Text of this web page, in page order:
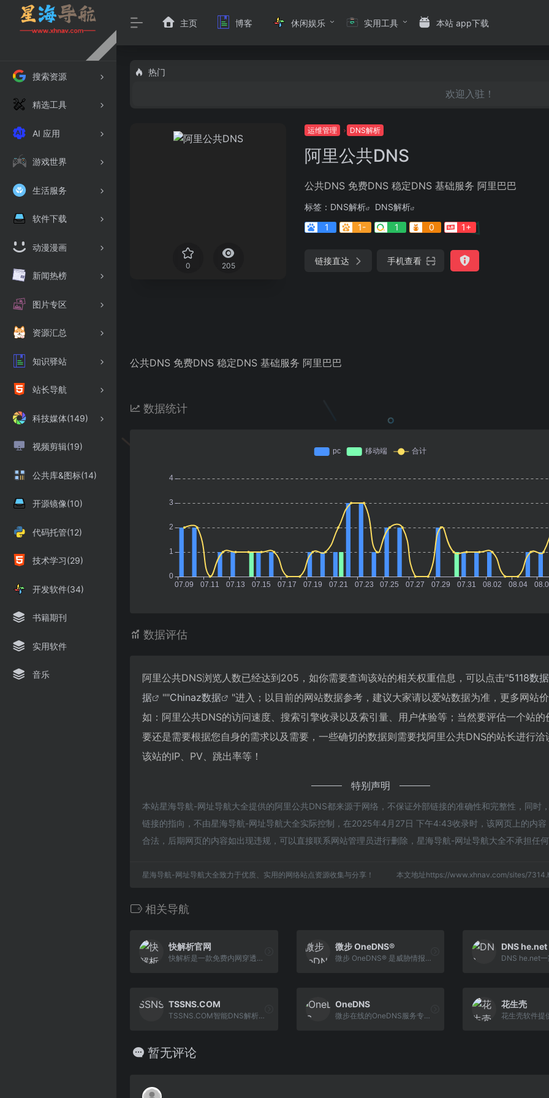
搜索资源
精选工具
AI 应用
游戏世界
生活服务
软件下载
动漫漫画
新闻热榜
图片专区
资源汇总
知识驿站
站长导航
科技媒体(149)
视频剪辑(19)
公共库&图标(14)
开源镜像(10)
代码托管(12)
技术学习(29)
开发软件(34)
书籍期刊
实用软件
音乐
主页 博客 休闲娱乐 实用工具 本站 app下载
热门
欢迎入驻！
0 205
运维管理 DNS解析
阿里公共DNS
公共DNS 免费DNS 稳定DNS 基础服务 阿里巴巴
标签： DNS解析
DNS解析
1
1- 1 0 1+
链接直达 手机查看
公共DNS 免费DNS 稳定DNS 基础服务 阿里巴巴
数据统计
数据评估
阿里公共DNS浏览人数已经达到205，如你需要查询该站的相关权重信息，可以点击"5118数据
据
""Chinaz数据
"进入；以目前的网站数据参考，建议大家请以爱站数据为准，更多网站
如：阿里公共DNS的访问速度、搜索引擎收录以及索引量、用户体验等；当然要评估一个站的
要还是需要根据您自身的需求以及需要，一些确切的数据则需要找阿里公共DNS的站长进行洽
该站的IP、PV、跳出率等！
特别声明
本站星海导航-网址导航大全提供的阿里公共DNS都来源于网络，不保证外部链接的准确性和完整性，同时
链接的指向，不由星海导航-网址导航大全实际控制，在2025年4月27日 下午4:43收录时，该网页上的内容
合法，后期网页的内容如出现违规，可以直接联系网站管理员进行删除，星海导航-网址导航大全不承担任
星海导航-网址导航大全致力于优质、实用的网络站点资源收集与分享！ 本文地址https://www.xhnav.com/sites/
相关导航
快解析官网
快解析是一款免费内网穿透域名解析工具，无需要端口映射，无需公网ip。服务更稳定，银行级加密数据更安全。服务用户500万+，更有200家上市公司选择金万维快解析。
微步 OneDNS®
微步 OneDNS® 是威胁情报赋能的企业级递归 DNS 服务，保护任意终端安全联网，有效防护恶意软件、勒索病毒、APT攻击、钓鱼链接、非法站点等多种新型高级威胁，实现检测、拦截、定位、取证一体化，帮助企业轻松搭建互联网安全DNS网关。
DNS he.net
TSSNS.COM
TSSNS.COM智能DNS解析,是河南泉磐网络科技公司独立开发运营的一款智能DNS解析产品。
OneDNS
微步在线的OneDNS服务专业提供企业DNS,并为企业和家庭用户有效防护:恶意软件防护,防钓鱼,域名解析,并且屏蔽各类广告骚扰和欺诈类网站,净化网络环境,保护数据安全,是一款好用的dns产品
花生壳
暂无评论